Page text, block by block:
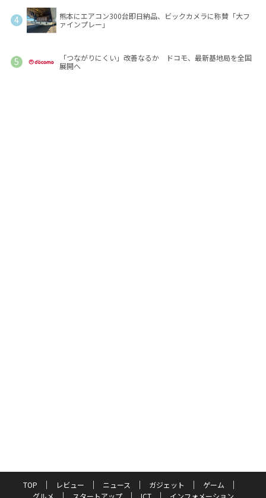
熊本にエアコン300台即日納品、ビックカメラに称賛「大フ
ァインプレー」
「つながりにくい」改善なるか ドコモ、最新基地局を全国
展開へ
TOP レビュー ニュース ガジェット
ゲーム
グルメ
スタートアップ ICT インフォメーション